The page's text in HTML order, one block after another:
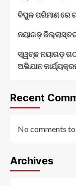
ବିପୁଳ ପରିମାଣ ରେ
ନୟାଗଡ଼
ସ୍ୱଚ୍ଛ ନୟାଗଡ଼
ଅଭିଯାନ
Recent
No comments
Archives